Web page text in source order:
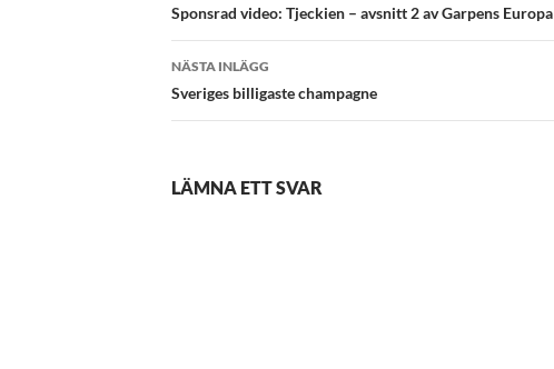
Sponsrad video: Tjeckien – avsnitt 2 av Garpens Europa
NÄSTA INLÄGG
Sveriges billigaste champagne
LÄMNA ETT SVAR